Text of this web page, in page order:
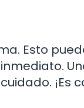
Esto
¡Es